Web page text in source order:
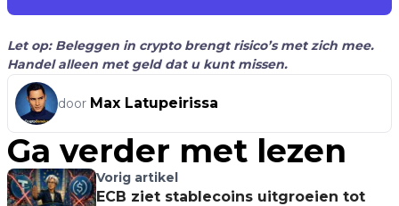
Let op: Beleggen in crypto brengt risico’s met zich mee.
Handel alleen met geld dat u kunt missen.
door Max Latupeirissa
Ga verder met lezen
Vorig artikel
ECB ziet stablecoins uitgroeien tot